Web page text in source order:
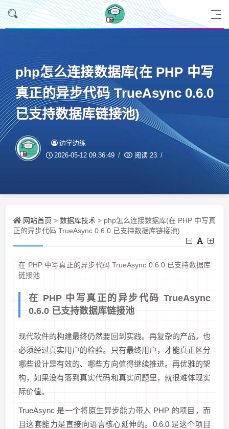
php怎么连接数据库(在 PHP 中写
真正的异步代码 TrueAsync 0.6.0
已支持数据库链接池)
边学边练
2026-05-12 09:36:49 阅读 23
网站首页 > 数据库技术 > php怎么连接数据库(在 PHP 中写真
正的异步代码 TrueAsync 0.6.0 已支持数据库链接池)
在 PHP 中写真正的异步代码 TrueAsync 0.6.0 已支持数据库
链接池
在 PHP 中写真正的异步代码 TrueAsync
0.6.0 已支持数据库链接池
现代软件的构建最终仍然要回到实践。再复杂的产品，也
必须经过真实用户的检验。只有最终用户，才能真正区分
哪些设计是有效的、哪些方向值得继续推进。再优雅的架
构，如果没有落到真实代码和真实问题里，就很难体现实
际价值。
TrueAsync 是一个将原生异步能力带入 PHP 的项目，而
且这套能力是直接向语言核心延伸的。0.6.0 是这个项目